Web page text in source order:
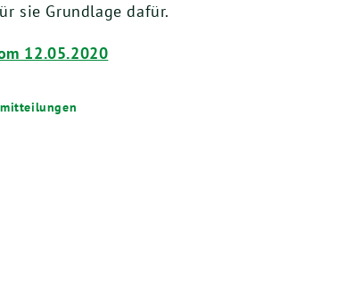
sie Grundlage dafür.
12.05.2020